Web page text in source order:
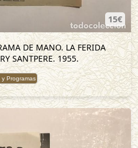
15€
DE MANO. LA FERIDA
SANTPERE. 1955.
y Programas